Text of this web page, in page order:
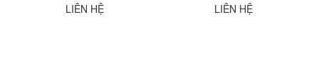
LIÊN HỆ LIÊN HỆ